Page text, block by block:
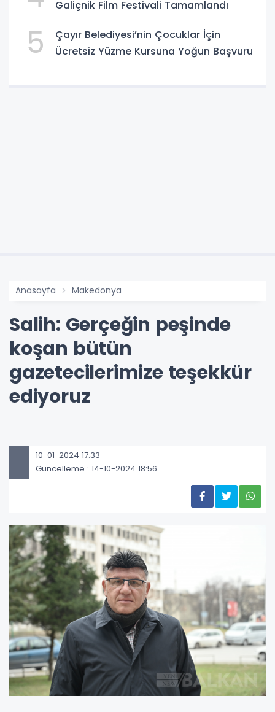
Galiçnik Film Festivali Tamamlandı
5
Çayır Belediyesi’nin Çocuklar İçin
Ücretsiz Yüzme Kursuna Yoğun Başvuru
Anasayfa Makedonya
Salih: Gerçeğin peşinde
koşan bütün
gazetecilerimize teşekkür
ediyoruz
10-01-2024 17:33
Güncelleme : 14-10-2024 18:56